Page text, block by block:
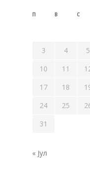
П В С
3
4 5
10
11
17
18
24
25
31
« Јул